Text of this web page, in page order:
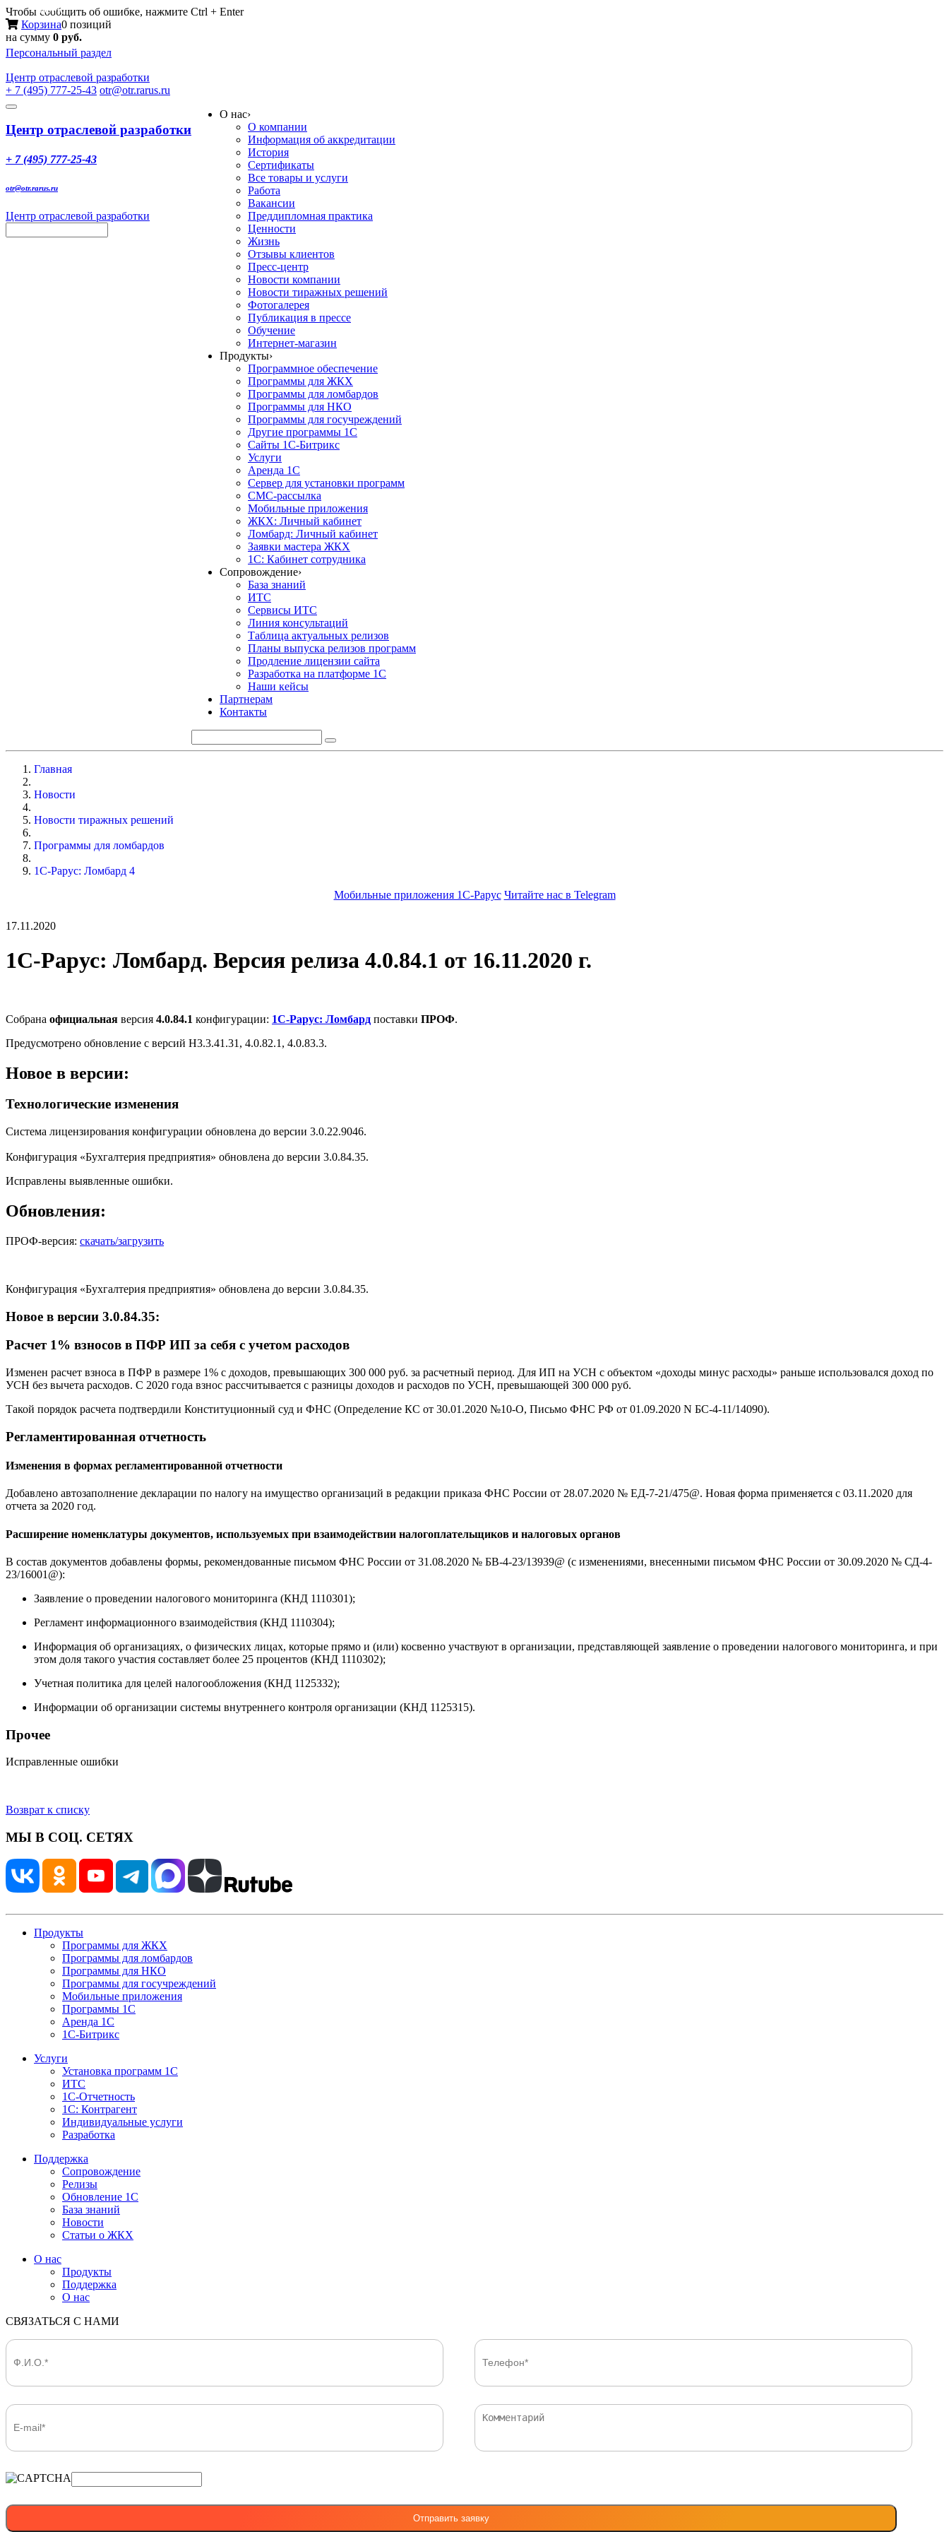
Чтобы сообщить об ошибке, нажмите Ctrl + Enter
Корзина0 позиций
на сумму 0 руб.
Персональный раздел
Центр отраслевой разработки
+ 7 (495) 777-25-43 otr@otr.rarus.ru
Toggle
Меню
Центр отраслевой разработки
+ 7 (495) 777-25-43
otr@otr.rarus.ru
Центр отраслевой разработки
О нас›
О компании
Информация об аккредитации
История
Сертификаты
Все товары и услуги
Работа
Вакансии
Преддипломная практика
Ценности
Жизнь
Отзывы клиентов
Пресс-центр
Новости компании
Новости тиражных решений
Фотогалерея
Публикация в прессе
Обучение
Интернет-магазин
Продукты›
Программное обеспечение
Программы для ЖКХ
Программы для ломбардов
Программы для НКО
Программы для госучреждений
Другие программы 1С
Сайты 1С-Битрикс
Услуги
Аренда 1С
Сервер для установки программ
СМС-рассылка
Мобильные приложения
ЖКХ: Личный кабинет
Ломбард: Личный кабинет
Заявки мастера ЖКХ
1С: Кабинет сотрудника
Сопровождение›
База знаний
ИТС
Сервисы ИТС
Линия консультаций
Таблица актуальных релизов
Планы выпуска релизов программ
Продление лицензии сайта
Разработка на платформе 1С
Наши кейсы
Партнерам
Контакты
Главная
Новости
Новости тиражных решений
Программы для ломбардов
1С-Рарус: Ломбард 4
Мобильные приложения 1С-Рарус Читайте нас в Telegram
17.11.2020
1С-Рарус: Ломбард. Версия релиза 4.0.84.1 от 16.11.2020 г.
Собрана официальная версия 4.0.84.1 конфигурации: 1С-Рарус: Ломбард поставки ПРОФ.
Предусмотрено обновление с версий Н3.3.41.31, 4.0.82.1, 4.0.83.3.
Новое в версии:
Технологические изменения
Система лицензирования конфигурации обновлена до версии 3.0.22.9046.
Конфигурация «Бухгалтерия предприятия» обновлена до версии 3.0.84.35.
Исправлены выявленные ошибки.
Обновления:
ПРОФ-версия: скачать/загрузить
Конфигурация «Бухгалтерия предприятия» обновлена до версии 3.0.84.35.
Новое в версии 3.0.84.35:
Расчет 1% взносов в ПФР ИП за себя с учетом расходов
Изменен расчет взноса в ПФР в размере 1% с доходов, превышающих 300 000 руб. за расчетный период. Для ИП на УСН с объектом «доходы минус расходы» раньше использовался доход по
УСН без вычета расходов. С 2020 года взнос рассчитывается с разницы доходов и расходов по УСН, превышающей 300 000 руб.
Такой порядок расчета подтвердили Конституционный суд и ФНС (Определение КС от 30.01.2020 №10-О, Письмо ФНС РФ от 01.09.2020 N БС-4-11/14090).
Регламентированная отчетность
Изменения в формах регламентированной отчетности
Добавлено автозаполнение декларации по налогу на имущество организаций в редакции приказа ФНС России от 28.07.2020 № ЕД-7-21/475@. Новая форма применяется с 03.11.2020 для
отчета за 2020 год.
Расширение номенклатуры документов, используемых при взаимодействии налогоплательщиков и налоговых органов
В состав документов добавлены формы, рекомендованные письмом ФНС России от 31.08.2020 № БВ-4-23/13939@ (с изменениями, внесенными письмом ФНС России от 30.09.2020 № СД-4-
23/16001@):
Заявление о проведении налогового мониторинга (КНД 1110301);
Регламент информационного взаимодействия (КНД 1110304);
Информация об организациях, о физических лицах, которые прямо и (или) косвенно участвуют в организации, представляющей заявление о проведении налогового мониторинга, и при
этом доля такого участия составляет более 25 процентов (КНД 1110302);
Учетная политика для целей налогообложения (КНД 1125332);
Информации об организации системы внутреннего контроля организации (КНД 1125315).
Прочее
Исправленные ошибки
Возврат к списку
МЫ В СОЦ. СЕТЯХ
Продукты
Программы для ЖКХ
Программы для ломбардов
Программы для НКО
Программы для госучреждений
Мобильные приложения
Программы 1С
Аренда 1С
1С-Битрикс
Услуги
Установка программ 1С
ИТС
1С-Отчетность
1С: Контрагент
Индивидуальные услуги
Разработка
Поддержка
Сопровождение
Релизы
Обновление 1С
База знаний
Новости
Статьи о ЖКХ
О нас
Продукты
Поддержка
О нас
СВЯЗАТЬСЯ С НАМИ